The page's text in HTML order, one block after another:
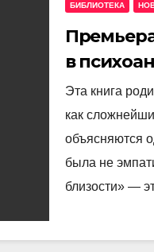
БИБЛИОТЕКА
в
Эта книга
как
объясняются
была не
близости» —